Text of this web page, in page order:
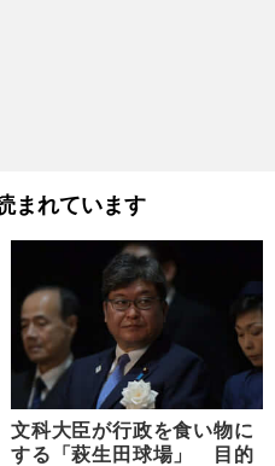
まれています
文科大臣が行政を食い物に
する「萩生田球場」 目的